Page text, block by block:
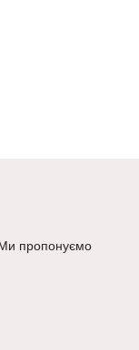
Ми пропонуємо